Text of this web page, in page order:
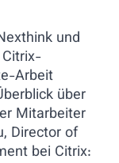
und
Arbeit
über
Mitarbeiter
Director of
bei Citrix: